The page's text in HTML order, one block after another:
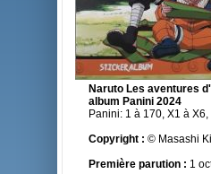
Naruto Les aventures
album Panini 2024
Panini: 1 à 170, X1 à
Copyright : © Masashi
Première parution : 1